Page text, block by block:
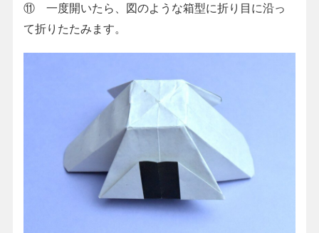
⑪ 一度開いたら、図のような箱型に折り目に沿っ
て折りたたみます。